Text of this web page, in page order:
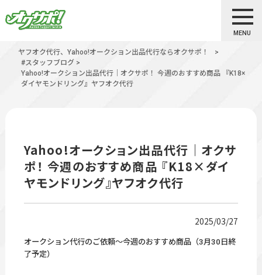
MENU
ヤフオク代行、Yahoo!オークション出品代行ならオクサポ！
>
#スタッフブログ >
Yahoo!オークション出品代行｜オクサポ！ 今週のおすすめ商品 『K18×
ダイヤモンドリング』ヤフオク代行
Yahoo!オークション出品代行｜オクサ
ポ！ 今週のおすすめ商品 『K18×ダイ
ヤモンドリング』ヤフオク代行
2025/03/27
オークション代行のご依頼～今週のおすすめ商品（3月30日終
了予定）